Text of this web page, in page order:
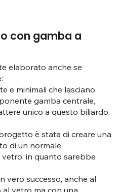
con gamba a
elaborato anche se
e minimali che lasciano
gamba centrale,
unico a questo biliardo.
è stata di creare una
di un normale
vetro, in quanto sarebbe
vero successo, anche al
vetro ma con una